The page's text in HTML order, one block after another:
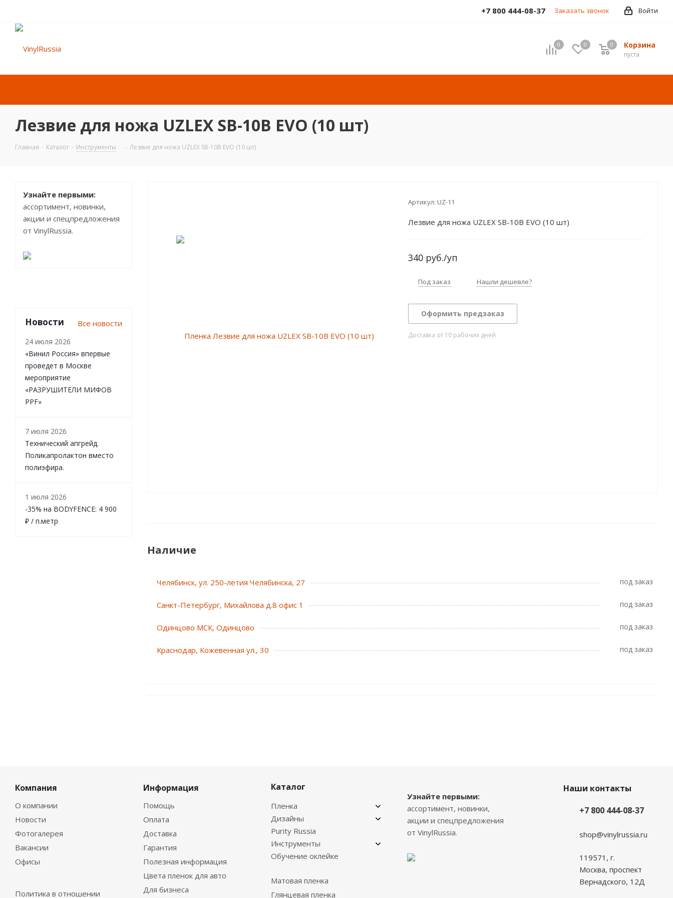
Войти
+7 800 444-08-37 Заказать звонок
0 0 Корзина
пуста
0
Лезвие для ножа UZLEX SB-10B EVO (10 шт)
Главная - Каталог - Инструменты - Лезвие для ножа UZLEX SB-10B EVO (10 шт)
Артикул: UZ-11
Лезвие для ножа UZLEX SB-10B EVO (10 шт)
340 руб./уп
Под заказ Нашли дешевле?
Оформить предзаказ
Доставка от 10 рабочих дней
Наличие
Челябинск, ул. 250-летия Челябинска, 27 Под заказ
Санкт-Петербург, Михайлова д.8 офис 1 Под заказ
Одинцово МСК, Одинцово Под заказ
Краснодар, Кожевенная ул., 30 Под заказ
Узнайте первыми:
ассортимент, новинки,
акции и спецпредложения
от VinylRussia.
Новости Все новости
24 июля 2026
«Винил Россия» впервые
проведет в Москве
мероприятие
«РАЗРУШИТЕЛИ МИФОВ
PPF»
7 июля 2026
Технический апгрейд.
Поликапролактон вместо
полиэфира.
1 июля 2026
-35% на BODYFENCE: 4 900
₽ / п.метр
Компания
О компании
Новости
Фотогалерея
Вакансии
Офисы
Политика в отношении
Информация
Помощь
Оплата
Доставка
Гарантия
Полезная информация
Цвета пленок для авто
Для бизнеса
Каталог
Пленка
Дизайны
Purity Russia
Инструменты
Обучение оклейке
Матовая пленка
Глянцевая пленка
Узнайте первыми:
ассортимент, новинки,
акции и спецпредложения
от VinylRussia.
Наши контакты
+7 800 444-08-37
shop@vinylrussia.ru
119571,г.
Москва, проспект
Вернадского, 12Д